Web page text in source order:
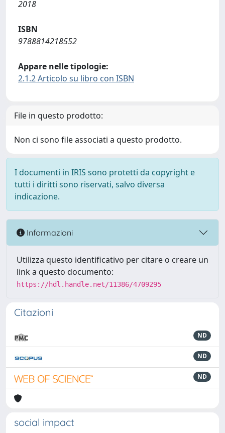
2018
ISBN
9788814218552
Appare nelle tipologie:
2.1.2 Articolo su libro con ISBN
File in questo prodotto:
Non ci sono file associati a questo prodotto.
I documenti in IRIS sono protetti da copyright e
tutti i diritti sono riservati, salvo diversa
indicazione.
Informazioni
Utilizza questo identificativo per citare o creare un
link a questo documento:
https://hdl.handle.net/11386/4709295
Citazioni
ND
ND
ND
social impact